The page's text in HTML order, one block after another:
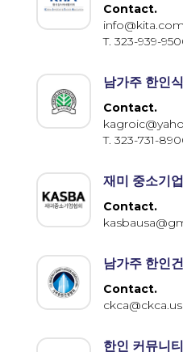
Contact.
info@kita.com
T. 323-939-
남가주 한인
Contact.
T. 323-731-
재미 중소기
Contact.
남가주 한인
Contact.
ckca@ckca.us
한인 커뮤니